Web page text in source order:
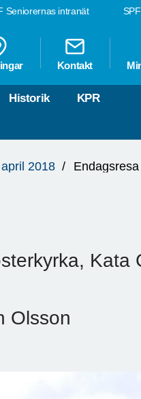
Seniorernas intranät
Kontakt
Historik KPR
2018
Kata
Olsson